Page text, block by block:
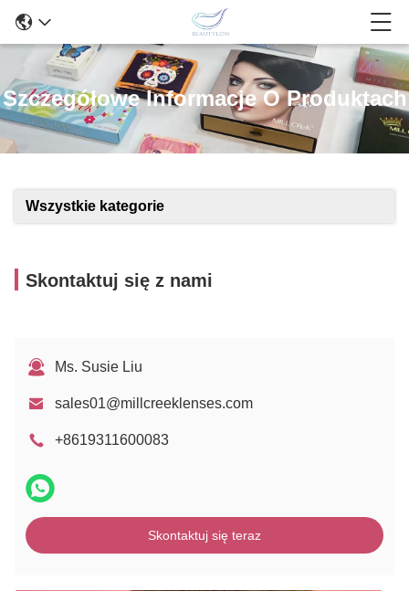
Szczegółowe Informacje O Produktach
Wszystkie kategorie
Skontaktuj się z nami
Ms. Susie Liu
sales01@millcreeklenses.com
+8619311600083
Skontaktuj się teraz